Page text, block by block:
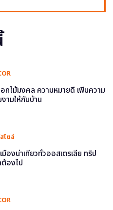
กไม้มงคล ความหมายดี เพิ่มความ
ามให้กับบ้าน
ไตล์
มืองน่าเที่ยวทั่วออสเตรเลีย ทริป
องไป